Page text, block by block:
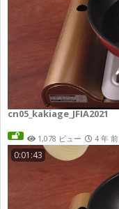
cn05_kakiage_JFIA2021
1,078 ビュー 4 年 前
0:01:43